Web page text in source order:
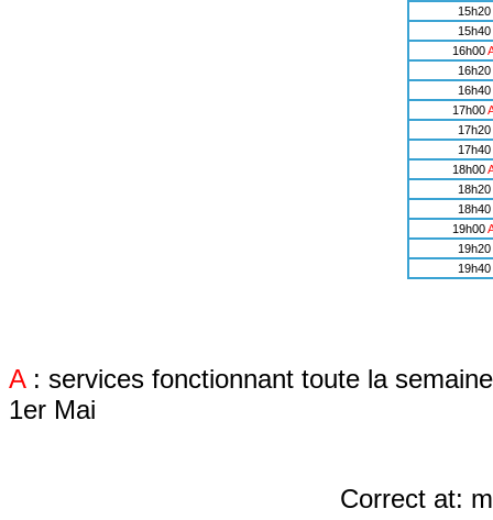
15h20
15h40
16h00
16h20
16h40
17h00
17h20
17h40
18h00
18h20
18h40
19h00
19h20
19h40
A: services fonctionnant toute la
1er Mai
Correct at: